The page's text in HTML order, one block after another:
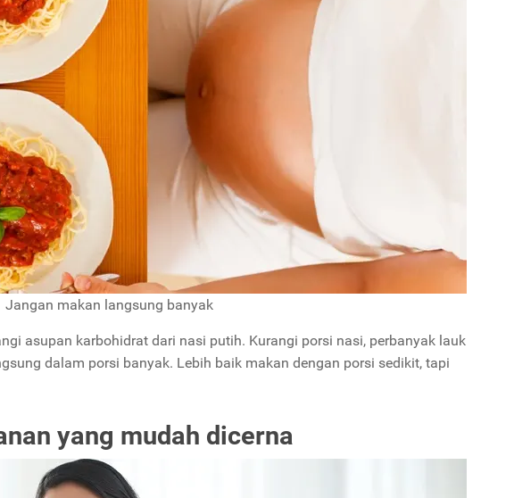
Jangan makan langsung banyak
asupan karbohidrat dari nasi putih. Kurangi porsi nasi, perbanyak lauk
dalam porsi banyak. Lebih baik makan dengan porsi sedikit, tapi
yang mudah dicerna